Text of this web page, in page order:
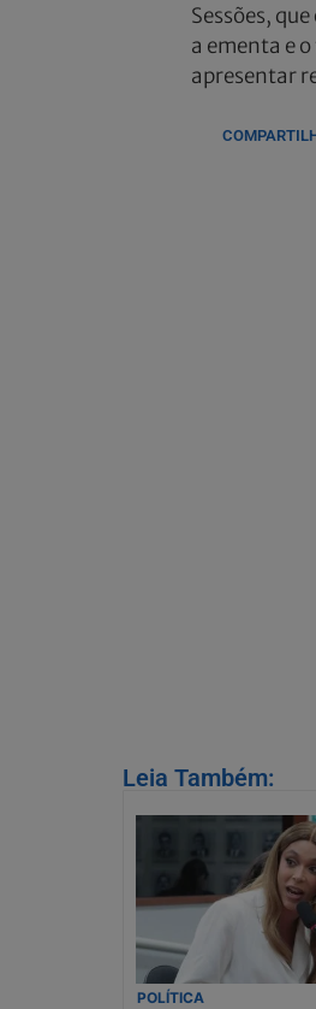
Sessões,
a ementa e
apresentar
Leia Também:
POLÍTICA